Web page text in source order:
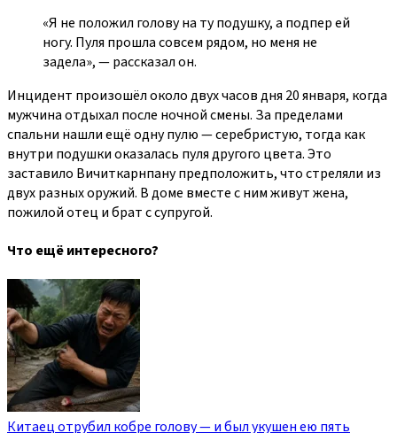
«Я не положил голову на ту подушку, а подпер ей
ногу. Пуля прошла совсем рядом, но меня не
задела», — рассказал он.
Инцидент произошёл около двух часов дня 20 января, когда
мужчина отдыхал после ночной смены. За пределами
спальни нашли ещё одну пулю — серебристую, тогда как
внутри подушки оказалась пуля другого цвета. Это
заставило Вичиткарнпану предположить, что стреляли из
двух разных оружий. В доме вместе с ним живут жена,
пожилой отец и брат с супругой.
Что ещё интересного?
Китаец отрубил кобре голову — и был укушен ею пять